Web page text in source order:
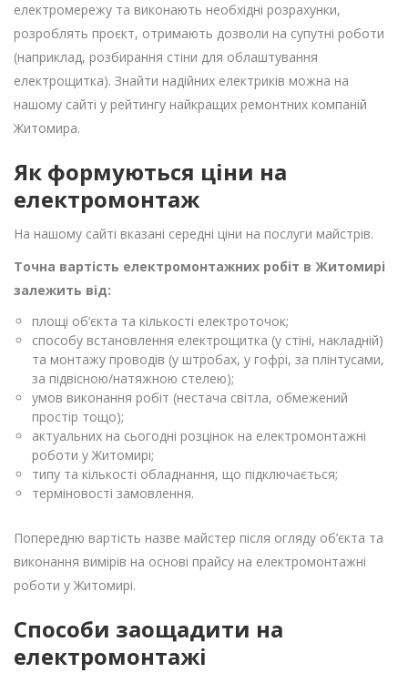
електромережу та виконають необхідні розрахунки,
розроблять проєкт, отримають дозволи на супутні роботи
(наприклад, розбирання стіни для облаштування
електрощитка). Знайти надійних електриків можна на
нашому сайті у рейтингу найкращих ремонтних компаній
Житомира.
Як формуються ціни на
електромонтаж
На нашому сайті вказані середні ціни на послуги майстрів.
Точна вартість електромонтажних робіт в Житомирі
залежить від:
площі об’єкта та кількості електроточок;
способу встановлення електрощитка (у стіні, накладній)
та монтажу проводів (у штробах, у гофрі, за плінтусами,
за підвісною/натяжною стелею);
умов виконання робіт (нестача світла, обмежений
простір тощо);
актуальних на сьогодні розцінок на електромонтажні
роботи у Житомирі;
типу та кількості обладнання, що підключається;
терміновості замовлення.
Попередню вартість назве майстер після огляду об’єкта та
виконання вимірів на основі прайсу на електромонтажні
роботи у Житомирі.
Способи заощадити на
електромонтажі